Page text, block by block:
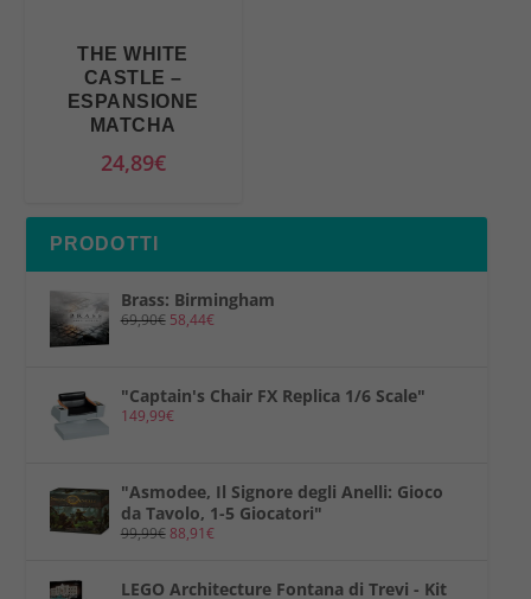
THE WHITE
CASTLE –
ESPANSIONE
MATCHA
24,89€
PRODOTTI
Brass: Birmingham
69,90€ 58,44€
"Captain's Chair FX Replica 1/6 Scale"
149,99€
"Asmodee, Il Signore degli Anelli: Gioco
da Tavolo, 1-5 Giocatori"
99,99€88,91€
LEGO Architecture Fontana di Trevi - Kit